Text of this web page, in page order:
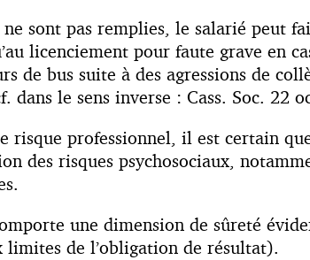
sont pas remplies, le salarié peut
licenciement pour faute grave en
de bus suite à des agressions de
le sens inverse : Cass. Soc. 22
professionnel, il est certain
des risques psychosociaux,
une dimension de sûreté
limites de l’obligation de résultat).